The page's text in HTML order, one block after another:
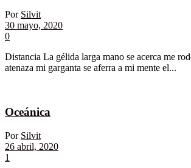
Por Silvit
30 mayo, 2020
0
Distancia La gélida larga mano se acerca me
atenaza mi garganta se aferra a mi mente el...
Oceánica
Por Silvit
26 abril, 2020
1